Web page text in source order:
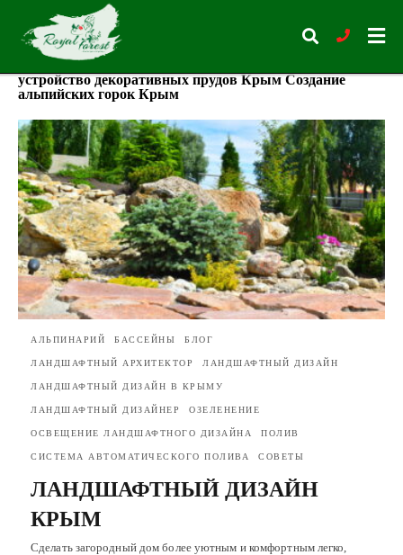
Type
your
search
query
and
hit
enter:
устройство декоративных прудов Крым Создание
альпийских горок Крым
АЛЬПИНАРИЙ БАССЕЙНЫ БЛОГ
ЛАНДШАФТНЫЙ АРХИТЕКТОР ЛАНДШАФТНЫЙ ДИЗАЙН
ЛАНДШАФТНЫЙ ДИЗАЙН В КРЫМУ
ЛАНДШАФТНЫЙ ДИЗАЙНЕР ОЗЕЛЕНЕНИЕ
ОСВЕЩЕНИЕ ЛАНДШАФТНОГО ДИЗАЙНА ПОЛИВ
СИСТЕМА АВТОМАТИЧЕСКОГО ПОЛИВА СОВЕТЫ
ЛАНДШАФТНЫЙ ДИЗАЙН
КРЫМ
Сделать загородный дом более уютным и комфортным легко,